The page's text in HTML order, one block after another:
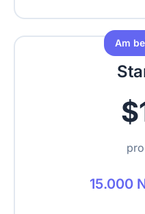
Bis zu 500
Text, URLs, Videos,
Am
15.000